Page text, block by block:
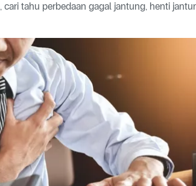
tahu perbedaan gagal jantung, henti